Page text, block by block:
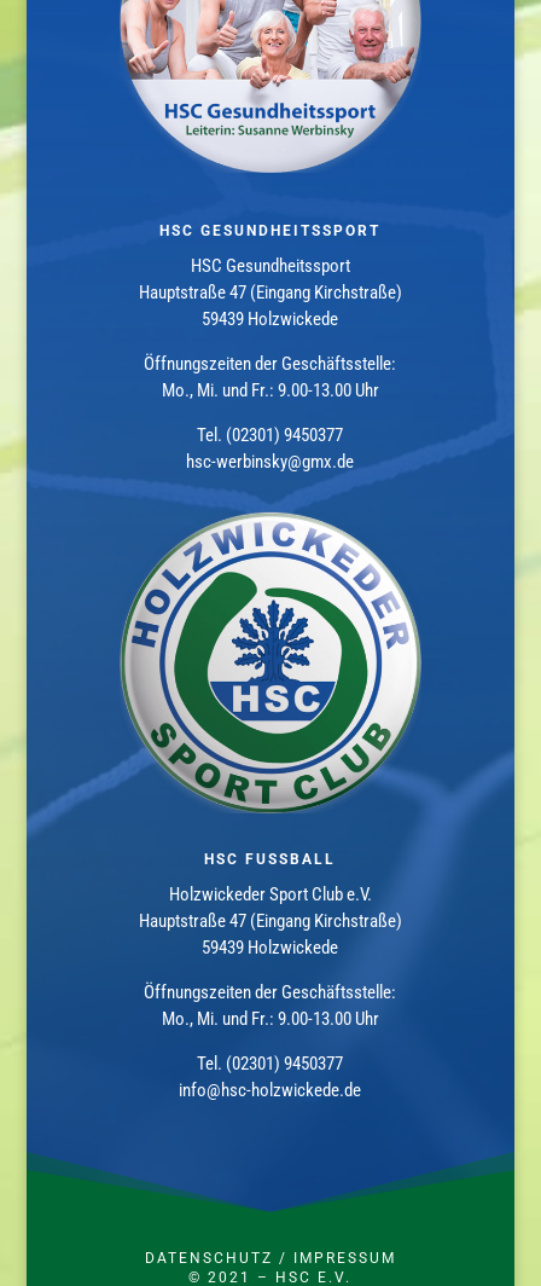
HSC GESUNDHEITSSPORT
HSC Gesundheitssport
Hauptstraße 47 (Eingang Kirchstraße)
59439 Holzwickede
Öffnungszeiten der Geschäftsstelle:
Mo., Mi. und Fr.: 9.00-13.00 Uhr
Tel. (02301) 9450377
hsc-werbinsky@gmx.de
HSC FUSSBALL
Holzwickeder Sport Club e.V.
Hauptstraße 47 (Eingang Kirchstraße)
59439 Holzwickede
Öffnungszeiten der Geschäftsstelle:
Mo., Mi. und Fr.: 9.00-13.00 Uhr
Tel. (02301) 9450377
info@hsc-holzwickede.de
DATENSCHUTZ / IMPRESSUM
© 2021 – HSC E.V.